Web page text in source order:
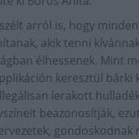
arról is, hogy
akik tenni
élhessenek. Mint
keresztül bárki
lerakott
beazonosítják,
gondoskodnak